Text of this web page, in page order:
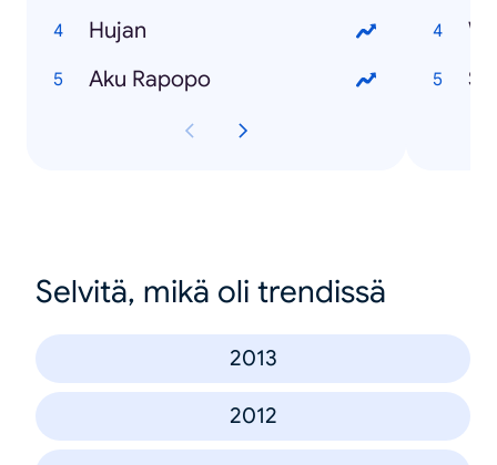
Hujan
Aku Rapopo
Selvitä, mikä oli trendissä
2013
2012